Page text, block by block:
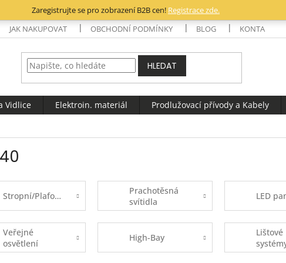
Zaregistrujte se pro zobrazení B2B cen! Registrace zde.
JAK NAKUPOVAT OBCHODNÍ PODMÍNKY BLOG KONTAKTY
HLEDAT
Vidlice Elektroin. materiál Prodlužovací přívody a Kabely
Stropní/Plafoniery
Prachotěsná
svítidla
LED
Veřejné
osvětlení
High-Bay
Lištové